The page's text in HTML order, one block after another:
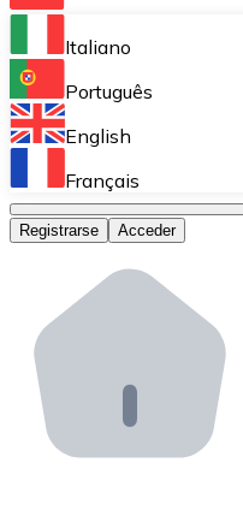
Bitnovo Ramp
Integra nuestra
Bitnovo Giftcards
Bitnovo OTC
Bitnovo ATM
Integra un ATM
Bitnovo API
Integra nuestra API
Italiano
Português
English
Français
Registrarse Acceder